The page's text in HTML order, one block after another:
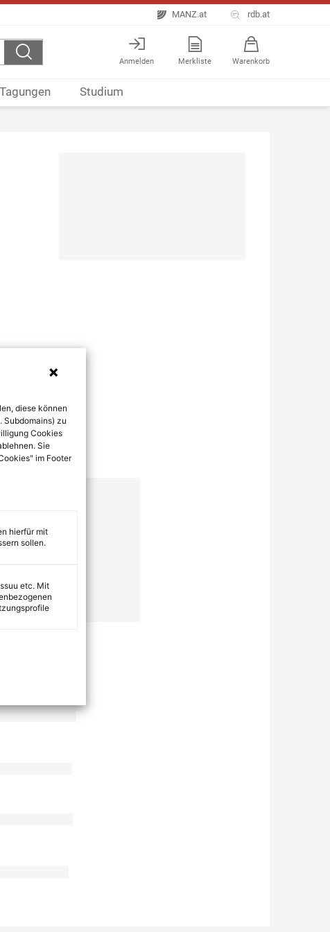
MANZ.at rdb.at
Anmelden Merkliste Warenkorb
Tagungen Studium
diese können
Subdomains) zu
Cookies
Sie
im Footer
hierfür mit
sollen.
etc. Mit